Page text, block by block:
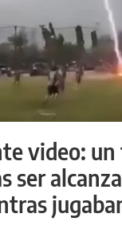
video:
ser